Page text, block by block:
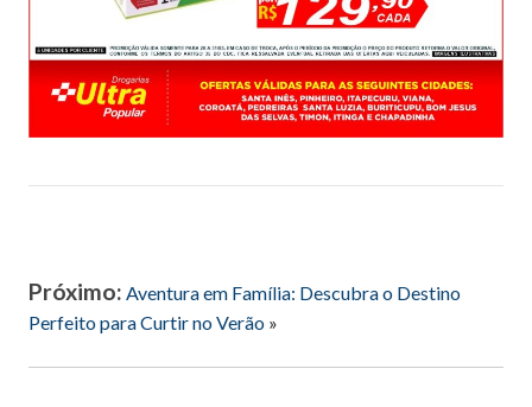
Próximo: Aventura em Família: Descubra o Destino
Perfeito para Curtir no Verão »